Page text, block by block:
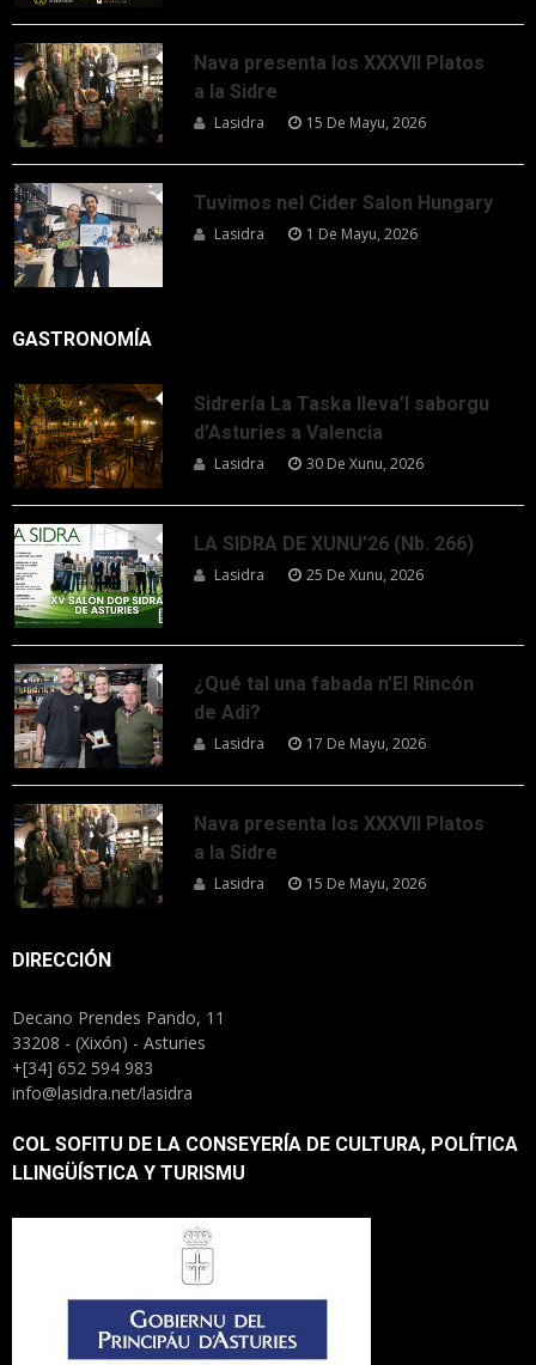
Nava presenta los XXXVII Platos
a la Sidre
Lasidra 15 De Mayu, 2026
Tuvimos nel Cider Salon Hungary
Lasidra 1 De Mayu, 2026
GASTRONOMÍA
Sidrería La Taska lleva’l saborgu
d’Asturies a Valencia
Lasidra 30 De Xunu, 2026
LA SIDRA DE XUNU’26 (Nb. 266)
Lasidra 25 De Xunu, 2026
¿Qué tal una fabada n’El Rincón
de Adi?
Lasidra 17 De Mayu, 2026
Nava presenta los XXXVII Platos
a la Sidre
Lasidra 15 De Mayu, 2026
DIRECCIÓN
Decano Prendes Pando, 11
33208 - (Xixón) - Asturies
+[34] 652 594 983
info@lasidra.net/lasidra
COL SOFITU DE LA CONSEYERÍA DE CULTURA, POLÍTICA
LLINGÜÍSTICA Y TURISMU